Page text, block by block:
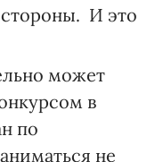
стороны. И это
может
в
по
не